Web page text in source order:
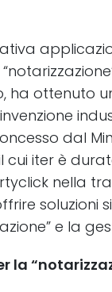
ha ottenuto
dal
cui iter è
nella
soluzioni
e la
la